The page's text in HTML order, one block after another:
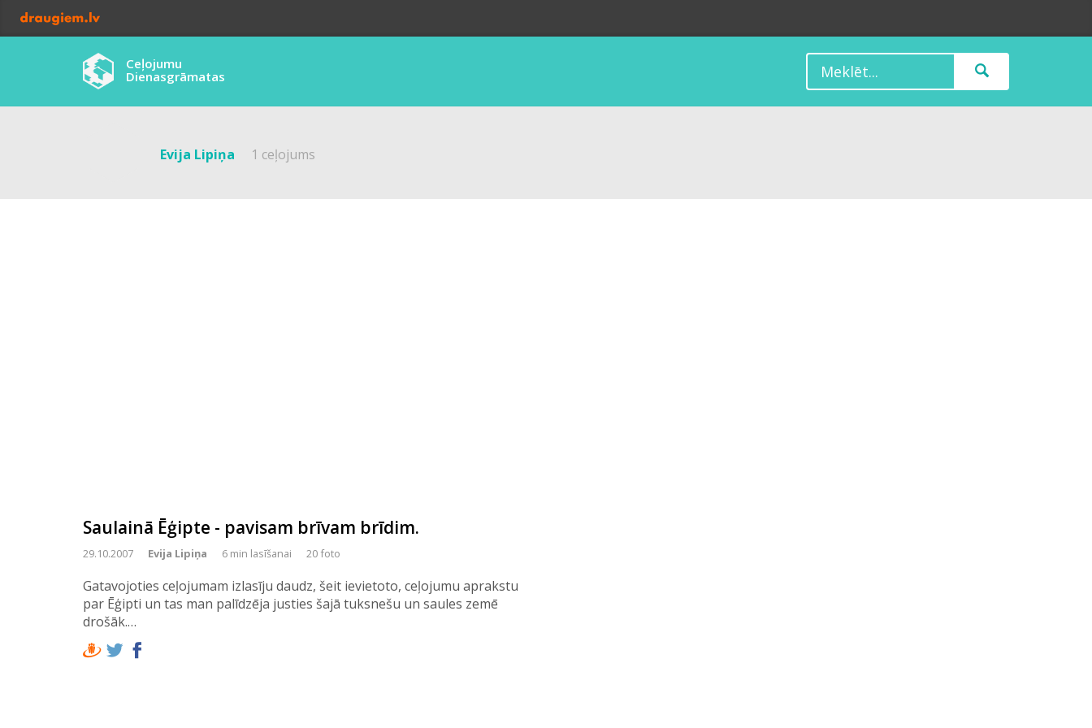
Ceļojumu
Dienasgrāmatas
Evija Lipiņa 1 ceļojums
Saulainā Ēģipte - pavisam brīvam brīdim.
29.10.2007 Evija Lipiņa 6 min lasīšanai 20 foto
Gatavojoties ceļojumam izlasīju daudz, šeit ievietoto, ceļojumu aprakstu
par Ēģipti un tas man palīdzēja justies šajā tuksnešu un saules zemē
drošāk.…